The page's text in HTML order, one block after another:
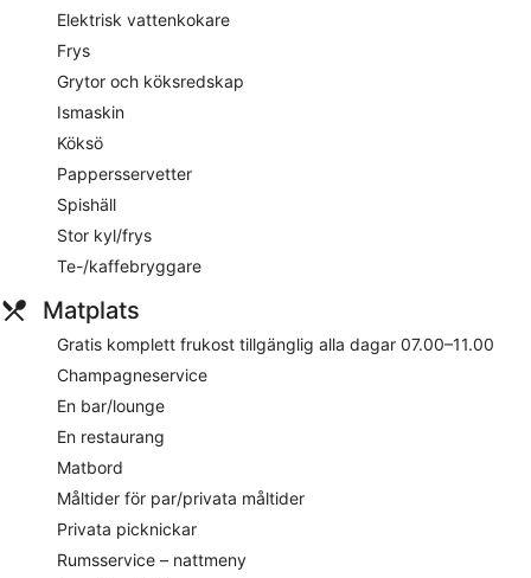
Elektrisk vattenkokare
Frys
Grytor och köksredskap
Ismaskin
Köksö
Pappersservetter
Spishäll
Stor kyl/frys
Te-/kaffebryggare
Matplats
Gratis komplett frukost tillgänglig alla dagar 07.00–11.00
Champagneservice
En bar/lounge
En restaurang
Matbord
Måltider för par/privata måltider
Privata picknickar
Rumsservice – nattmeny